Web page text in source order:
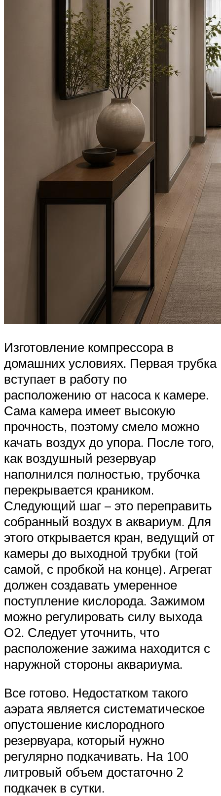
Изготовление компрессора в
домашних условиях. Первая трубка
вступает в работу по
расположению от насоса к камере.
Сама камера имеет высокую
прочность, поэтому смело можно
качать воздух до упора. После того,
как воздушный резервуар
наполнился полностью, трубочка
перекрывается краником.
Следующий шаг – это переправить
собранный воздух в аквариум. Для
этого открывается кран, ведущий от
камеры до выходной трубки (той
самой, с пробкой на конце). Агрегат
должен создавать умеренное
поступление кислорода. Зажимом
можно регулировать силу выхода
О2. Следует уточнить, что
расположение зажима находится с
наружной стороны аквариума.
Все готово. Недостатком такого
аэрата является систематическое
опустошение кислородного
резервуара, который нужно
регулярно подкачивать. На 100
литровый объем достаточно 2
подкачек в сутки.